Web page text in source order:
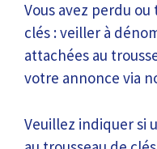
Vous avez perdu
clés : veiller à
attachées au
votre annonce via
Veuillez indiquer si